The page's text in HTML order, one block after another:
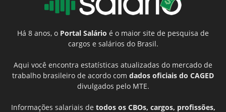
Há 8 anos, o Portal Salário é o maior site de pesquisa de
cargos e salários do Brasil.
Aqui você encontra estatísticas atualizadas do mercado de
trabalho brasileiro de acordo com dados oficiais do CAGED
divulgados pelo MTE.
Informações salariais de todos os CBOs, cargos, profissões,